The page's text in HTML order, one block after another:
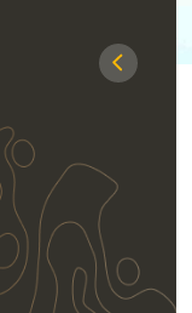
Previous
сетка,
см
метр
Добавить в
корзину